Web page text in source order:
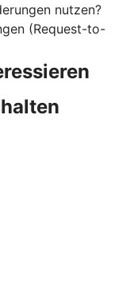
nutzen?
(Request-to-